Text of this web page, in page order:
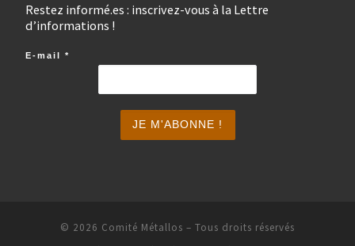
Restez informé.es : inscrivez-vous à la Lettre
d’informations !
E-mail *
© 2026 Comité Métallos – Tous droits réservés